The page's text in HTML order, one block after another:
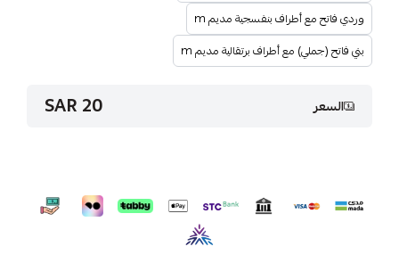
وردي فاتح مع أطراف بنفسجية مديم m
بني فاتح (جملي) مع أطراف برتقالية مديم m
السعر 20 SAR